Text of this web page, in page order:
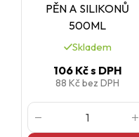
PĚN A SILIKONŮ
500ML
Skladem
106 Kčs DPH
88 Kčbez DPH